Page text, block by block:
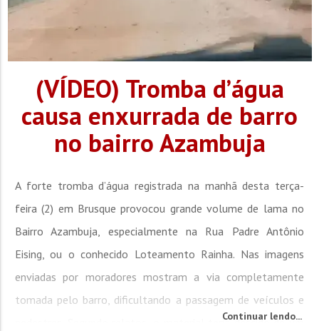
(VÍDEO) Tromba d’água
causa enxurrada de barro
no bairro Azambuja
A forte tromba d’água registrada na manhã desta terça-
feira (2) em Brusque provocou grande volume de lama no
Bairro Azambuja, especialmente na Rua Padre Antônio
Eising, ou o conhecido Loteamento Rainha. Nas imagens
enviadas por moradores mostram a via completamente
tomada pelo barro, dificultando a passagem de veículos e
pedestres. Segundo relatos, o material teria descido de um
Continuar lendo...